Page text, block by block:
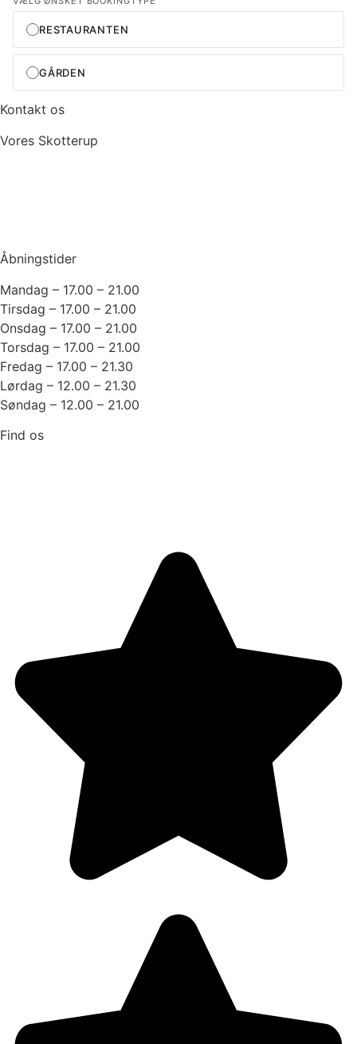
Kontakt os
Vores Skotterup
Åbningstider
Mandag – 17.00 – 21.00
Tirsdag – 17.00 – 21.00
Onsdag – 17.00 – 21.00
Torsdag – 17.00 – 21.00
Fredag – 17.00 – 21.30
Lørdag – 12.00 – 21.30
Søndag – 12.00 – 21.00
Find os